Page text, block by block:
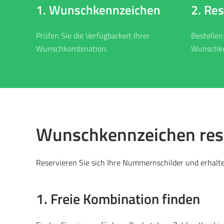
1. Wunschkennzeichen
Prüfen Sie die Verfügbarkeit Ihrer
Wunschkombination.
2.
Wunschkennzeichen
Reservieren Sie sich Ihre Nummernschilder und
1. Freie Kombination finden